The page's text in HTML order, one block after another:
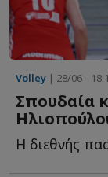
Volley | 28/06 -
Σπουδαία